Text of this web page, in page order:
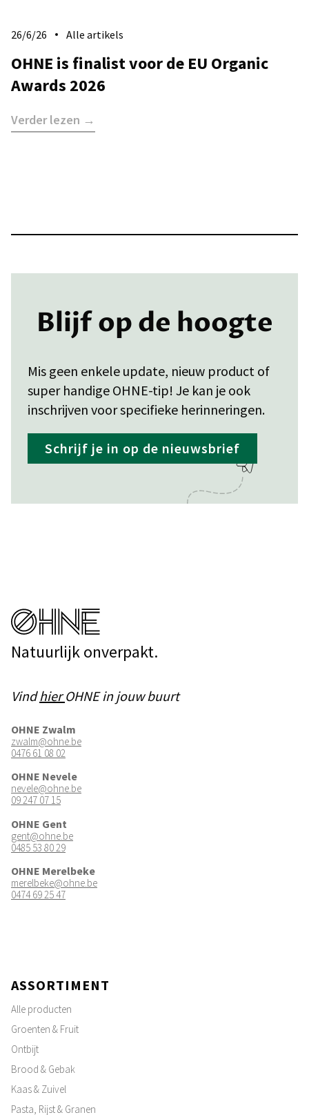
26/6/26 Alle artikels
​OHNE is finalist voor de EU Organic
Awards 2026
Verder lezen →
Blijf op de hoogte
Mis geen enkele update, nieuw product of
super handige OHNE-tip! Je kan je ook
inschrijven voor specifieke herinneringen.
Schrijf je in op de nieuwsbrief
Natuurlijk onverpakt.
VindhierOHNE in jouw buurt
OHNE Zwalm
zwalm@ohne.be
0476 61 08 02
OHNE Nevele
nevele@ohne.be
09 247 07 15
OHNE Gent
gent@ohne.be
0485 53 80 29
OHNE Merelbeke
merelbeke@ohne.be
0474 69 25 47
ASSORTIMENT
Alle producten
Groenten & Fruit
Ontbijt
Brood & Gebak
Kaas & Zuivel
Pasta, Rijst & Granen